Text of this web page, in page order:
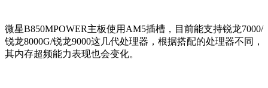
微星B850MPOWER主板使用AM5插槽，目前能支持锐龙7000/
锐龙8000G/锐龙9000这几代处理器，根据搭配的处理器不同，
其内存超频能力表现也会变化。